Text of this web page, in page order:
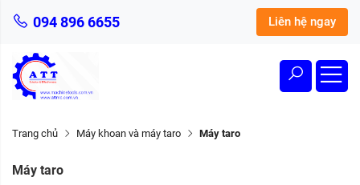
094 896 6655 Liên hệ ngay
Trang chủ Máy khoan và máy taro Máy taro
Máy taro